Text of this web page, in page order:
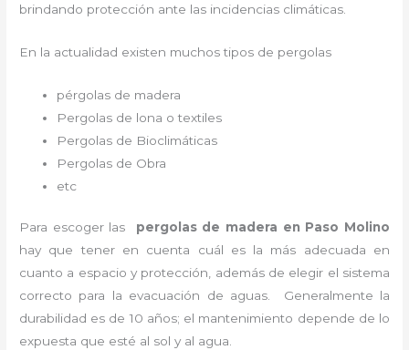
brindando protección ante las incidencias climáticas.
En la actualidad existen muchos tipos de pergolas
pérgolas de madera
Pergolas de lona o textiles
Pergolas de Bioclimáticas
Pergolas de Obra
etc
Para escoger las pergolas de madera en Paso Molino
hay que tener en cuenta cuál es la más adecuada en
cuanto a espacio y protección, además de elegir el sistema
correcto para la evacuación de aguas. Generalmente la
durabilidad es de 10 años; el mantenimiento depende de lo
expuesta que esté al sol y al agua.